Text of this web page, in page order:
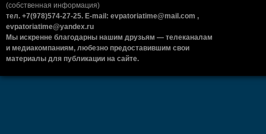
(собственная информация)
тел. +7(978)574-27-25. E-mail: evpatoriatime@mail.com ,
evpatoriatime@yandex.ru
Мы искренне благодарны нашим друзьям — телеканалам
и медиакомпаниям, любезно предоставившим свои
материалы для публикации на сайте.